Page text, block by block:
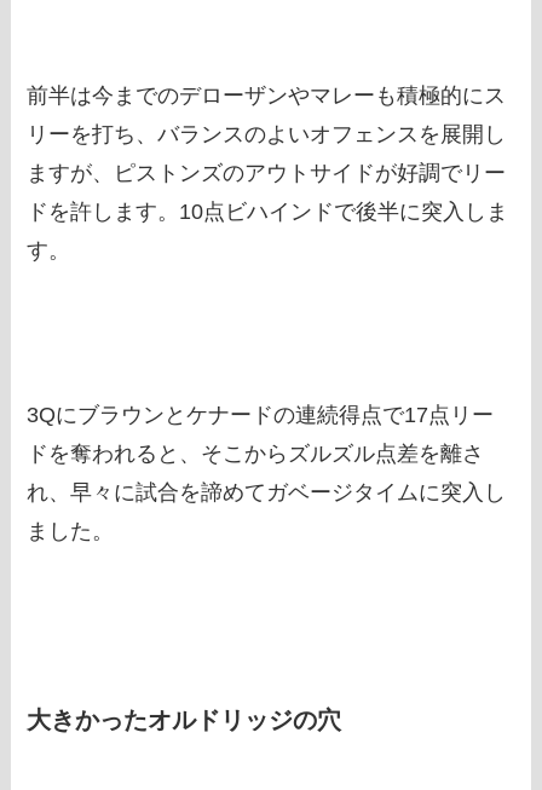
前半は今までのデローザンやマレーも積極的にス
リーを打ち、バランスのよいオフェンスを展開し
ますが、ピストンズのアウトサイドが好調でリー
ドを許します。10点ビハインドで後半に突入しま
す。
3Qにブラウンとケナードの連続得点で17点リー
ドを奪われると、そこからズルズル点差を離さ
れ、早々に試合を諦めてガベージタイムに突入し
ました。
大きかったオルドリッジの穴